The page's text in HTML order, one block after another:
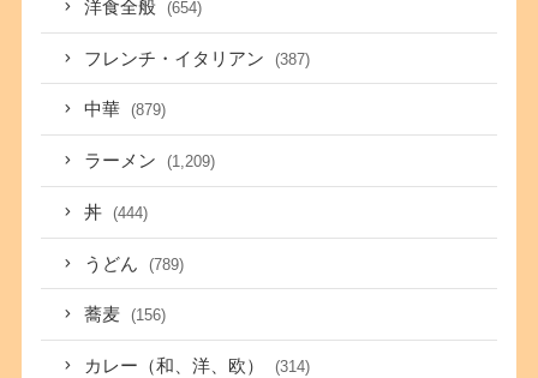
洋食全般 (654)
フレンチ・イタリアン (387)
中華 (879)
ラーメン (1,209)
丼 (444)
うどん (789)
蕎麦 (156)
カレー（和、洋、欧） (314)